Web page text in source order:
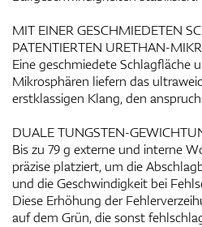
MIT EINER GESCHMIEDETEN
PATENTIERTEN URETHAN-
Eine geschmiedete Schlagfläche
Mikrosphären liefern das
erstklassigen Klang, den
DUALE TUNGSTEN-
Bis zu 79 g externe und interne
präzise platziert, um die
und die Geschwindigkeit bei
Diese Erhöhung der
auf dem Grün, die sonst